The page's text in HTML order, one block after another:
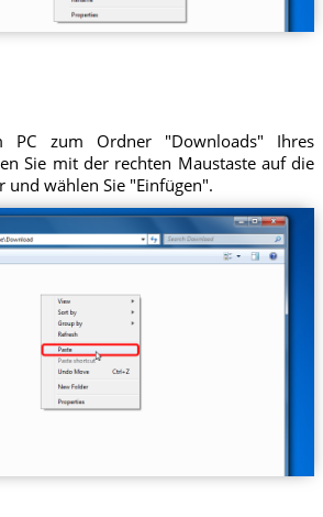
PC zum Ordner "Downloads" Ihres
Sie mit der rechten Maustaste auf die
und wählen Sie "Einfügen".